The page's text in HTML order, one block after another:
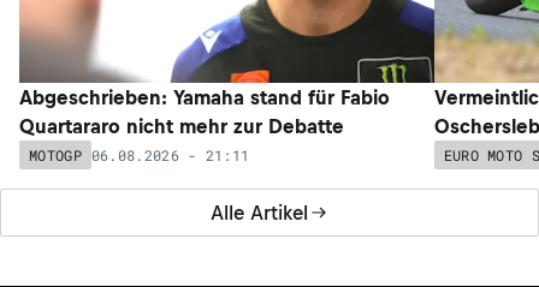
Alle Artikel
Abgeschrieben: Yamaha stand für Fabio
Quartararo nicht mehr zur Debatte
MOTOGP 06.08.2026 - 21:11 EURO MOTO